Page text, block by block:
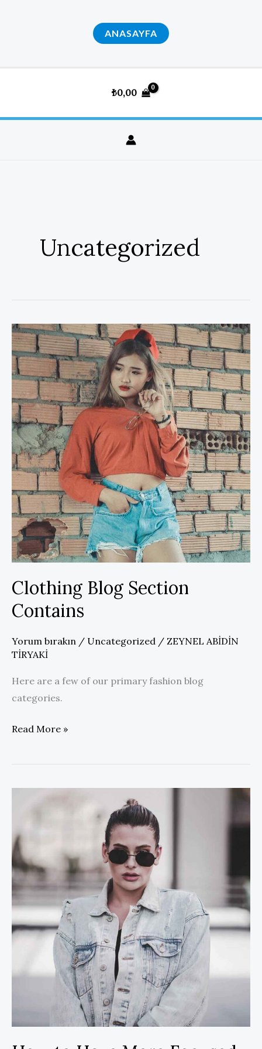
ANASAYFA
₺0,00
Uncategorized
Clothing Blog Section
Contains
Yorum bırakın / Uncategorized / ZEYNEL ABİDİN
TİRYAKİ
Here are a few of our primary fashion blog
categories.
Clothing
Read More »